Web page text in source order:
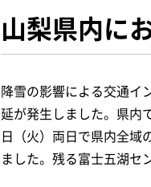
山梨県内に
降雪の影響による交通イ
延が発生しました。県内
日（火）両日で県内全域
ました。残る富士五湖セ